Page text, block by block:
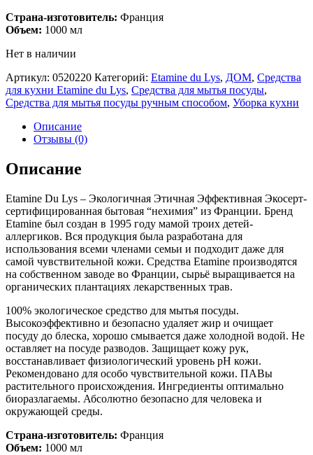
Страна-изготовитель: Франция
Объем: 1000 мл
Нет в наличии
Артикул: 0520220 Категорий: Etamine du Lys, ДОМ, Средства
для кухни Etamine du Lys, Средства для мытья посуды,
Средства для мытья посуды ручным способом, Уборка кухни
Описание
Отзывы (0)
Описание
Etamine Du Lys – Экологичная Этичная Эффективная Экосерт-
сертифицированная бытовая “нехимия” из Франции. Бренд
Etamine был создан в 1995 году мамой троих детей-
аллергиков. Вся продукция была разработана для
использования всеми членами семьи и подходит даже для
самой чувствительной кожи. Средства Etamine производятся
на собственном заводе во Франции, сырьё выращивается на
органических плантациях лекарственных трав.
100% экологическое средство для мытья посуды.
Высокоэффективно и безопасно удаляет жир и очищает
посуду до блеска, хорошо смывается даже холодной водой. Не
оставляет на посуде разводов. Защищает кожу рук,
восстанавливает физиологический уровень рН кожи.
Рекомендовано для особо чувствительной кожи. ПАВы
растительного происхождения. Ингредиенты оптимально
биоразлагаемы. Абсолютно безопасно для человека и
окружающей среды.
Страна-изготовитель: Франция
Объем: 1000 мл